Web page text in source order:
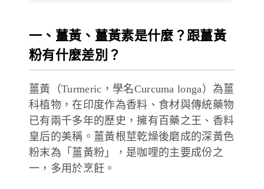
一、薑黃、薑黃素是什麼？跟薑黃
粉有什麼差別？
薑黃（Turmeric，學名Curcuma longa）為薑
科植物，在印度作為香料、食材與傳統藥物
已有兩千多年的歷史，擁有百藥之王、香料
皇后的美稱。薑黃根莖乾燥後磨成的深黃色
粉末為「薑黃粉」，是咖哩的主要成份之
一，多用於烹飪。